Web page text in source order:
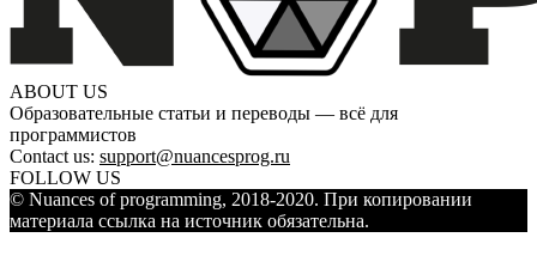
ABOUT US
Образовательные статьи и переводы — всё для
программистов
Contact us: support@nuancesprog.ru
FOLLOW US
© Nuances of programming, 2018-2020. При копировании
материала ссылка на источник обязательна.